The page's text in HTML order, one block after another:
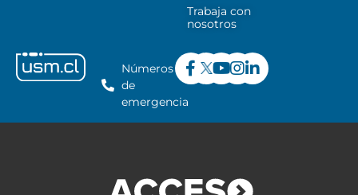
Trabaja con
nosotros
Números
de
emergencia